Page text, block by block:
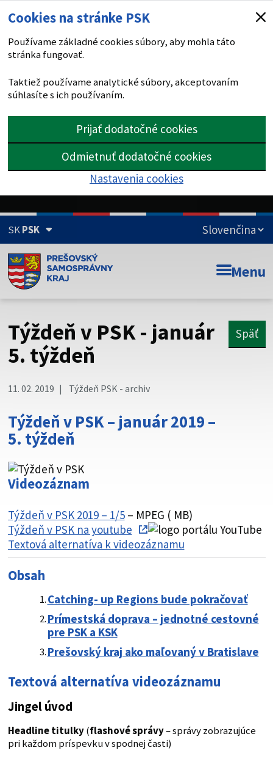
Cookies na stránke PSK
Používame základné cookies súbory, aby mohla táto
stránka fungovať.
Taktiež používame analytické súbory, akceptovaním
súhlasíte s ich používaním.
Prijať dodatočné cookies
Odmietnuť dodatočné cookies
Nastavenia cookies
SKPSK
Doména psk.sk je oficiálna
Toto je oficiálna webová stránka Prešovského
psk.sk.
Táto stránka je zabezpečená
cez zabezpečenú webovú stránku. Zabezpečená stránka
vždy začína https:// pred názvom domény webového sídla.
Menu
Týždeň v PSK - január
5. týždeň
Späť
11. 02. 2019 Týždeň PSK - archiv
Týždeň v PSK – január 2019 –
5. týždeň
Týždeň v PSK 2019 – 1/5– MPEG ( MB)
Týždeň v PSK na youtube
Textová alternatíva k videozáznamu
Videozáznam
Obsah
Catching- up Regions bude pokračovať
Prímestská doprava – jednotné cestovné
pre PSK a KSK
Prešovský kraj ako maľovaný v Bratislave
Textová alternatíva videozáznamu
Jingel úvod
Headline titulky(flashové správy– správy zobrazujúce
pri každom príspevku v spodnej časti)